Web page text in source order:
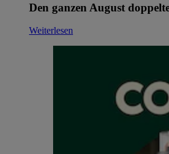
Den ganzen August
Weiterlesen